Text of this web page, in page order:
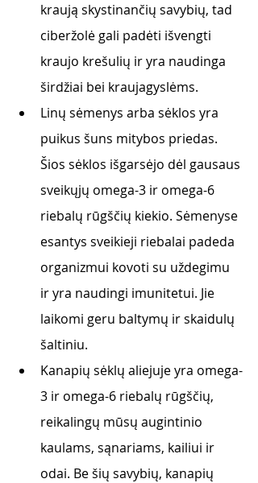
kraują skystinančių savybių, tad
ciberžolė gali padėti išvengti
kraujo krešulių ir yra naudinga
širdžiai bei kraujagyslėms.
Linų sėmenys arba sėklos yra
puikus šuns mitybos priedas.
Šios sėklos išgarsėjo dėl gausaus
sveikųjų omega-3 ir omega-6
riebalų rūgščių kiekio. Sėmenyse
esantys sveikieji riebalai padeda
organizmui kovoti su uždegimu
ir yra naudingi imunitetui. Jie
laikomi geru baltymų ir skaidulų
šaltiniu.
Kanapių sėklų aliejuje yra omega-
3 ir omega-6 riebalų rūgščių,
reikalingų mūsų augintinio
kaulams, sąnariams, kailiui ir
odai. Be šių savybių, kanapių